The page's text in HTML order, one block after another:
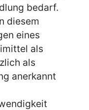
bedarf.
diesem
eines
als
als
anerkannt